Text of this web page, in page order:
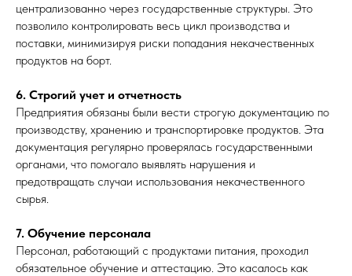
централизованно через государственные структуры. Это
позволило контролировать весь цикл производства и
поставки, минимизируя риски попадания некачественных
продуктов на борт.
6. Строгий учет и отчетность
Предприятия обязаны были вести строгую документацию по
производству, хранению и транспортировке продуктов. Эта
документация регулярно проверялась государственными
органами, что помогало выявлять нарушения и
предотвращать случаи использования некачественного
сырья.
7. Обучение персонала
Персонал, работающий с продуктами питания, проходил
обязательное обучение и аттестацию. Это касалось как